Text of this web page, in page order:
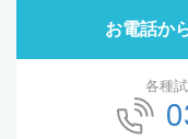
お電話か
各種